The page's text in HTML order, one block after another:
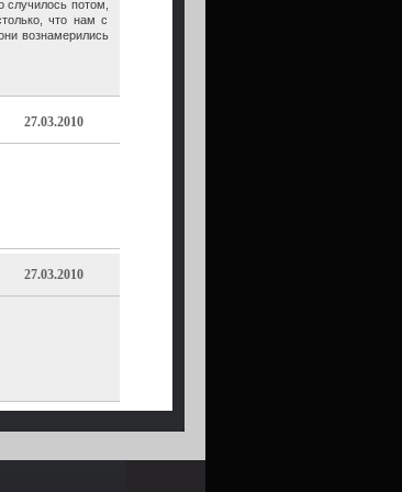
потом,
что нам с
вознамерились
27.03.2010
27.03.2010